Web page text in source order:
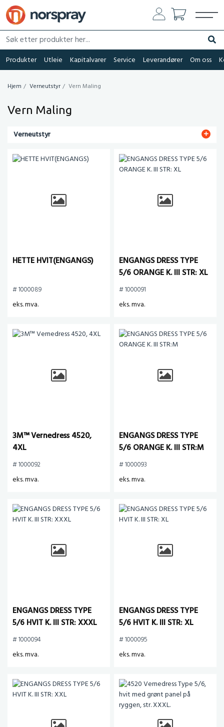
Søk etter produkter her...
Søk
Produkter Utleie Kapitalvarer Service Leverandører Om oss
Hjem Verneutstyr Vern Maling
Vern Maling
Verneutstyr
HETTE HVIT(ENGANGS)
# 1000089
eks. mva.
ENGANGS DRESS TYPE
5/6 ORANGE K. III STR: XL
# 1000091
eks. mva.
3M™ Vernedress 4520,
4XL
# 1000092
eks. mva.
ENGANGS DRESS TYPE
5/6 ORANGE K. III STR:M
# 1000093
eks. mva.
ENGANGS DRESS TYPE
5/6 HVIT K. III STR: XXXL
# 1000094
eks. mva.
ENGANGS DRESS TYPE
5/6 HVIT K. III STR: XL
# 1000095
eks. mva.